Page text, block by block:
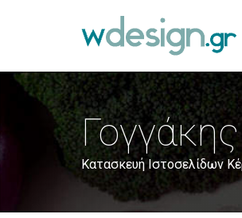
Κατασκευή Ιστοσελίδων